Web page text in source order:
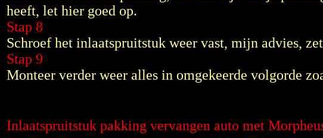
heeft, let hier goed op.
Stap 8
Schroef het inlaatspruitstuk weer vast, mijn advies,
Stap 9
Monteer verder weer alles in omgekeerde volgorde
Inlaatspruitstuk pakking vervangen auto met